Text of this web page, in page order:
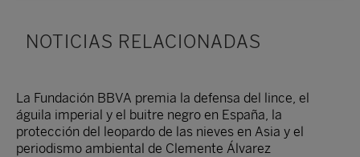
NOTICIAS RELACIONADAS
La Fundación BBVA premia la defensa del lince, el
águila imperial y el buitre negro en España, la
protección del leopardo de las nieves en Asia y el
periodismo ambiental de Clemente Álvarez